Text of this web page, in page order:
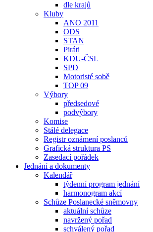
dle krajů
Kluby
ANO 2011
ODS
STAN
Piráti
KDU-ČSL
SPD
Motoristé sobě
TOP 09
Výbory
předsedové
podvýbory
Komise
Stálé delegace
Registr oznámení poslanců
Grafická struktura PS
Zasedací pořádek
Jednání a dokumenty
Kalendář
týdenní program jednání
harmonogram akcí
Schůze Poslanecké sněmovny
aktuální schůze
navržený pořad
schválený pořad